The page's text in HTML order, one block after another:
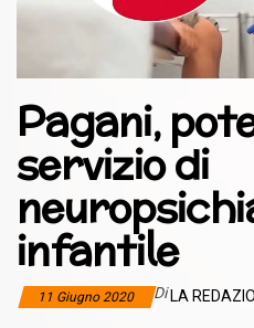
Pagani,
servizio di
infantile
11 Giugno 2020 Di LA